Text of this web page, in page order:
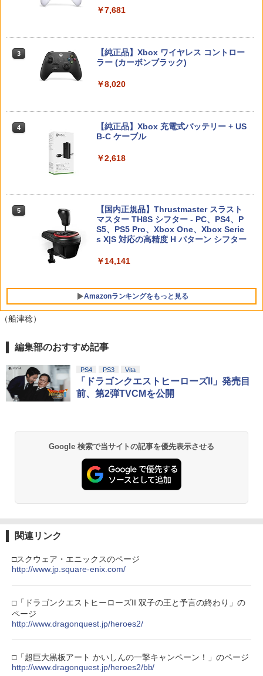
POT-P-ABNMA
4
ELDEN RING Tarnished Edition 【Swit
ch2】 POT-P-AAF6C
￥7,757
5
任天堂 【Switch2】ゼルダの伝説 ティア
ーズ オブ ザ キングダム Nintendo Swit
ch 2 Edition [NXS-P-AXN7B NSW2 ゼ
ルダノデンセツ ティア-ズ オブ ザ キン
り XBOX リングコン ONE ジョイコン P
ントローラー収納ラック 送料無料 本立
て
【レビュー評価上昇中】 新型 PS5 Slim /
PS5 Pro 冷却ファン PS5スリム用 冷却
ファン 自動温度検出 3段階風速調整 LED
ライト USB付き 低騒音 急速冷却 放熱
プレステ5スリム用 ディスク/デジタル版
対応 PS5 周辺機器 PS5 Pro 新型PS5
フリーク steelseries コントロールフリ
ーク Kontrolfreek 【 FPS - Frenzy Pur
フレンジー PUBG Fortnite Call of Duty
APEX コントローラー 親指用ステック P
￥2,697
5
BEEPJAPAN PS5ゲームソフト Flintloc
k (Deluxe Edition) ELJM-30529
￥2,980
￥1,380
庫品]
ズ メダル」同梱) - 3DS
￥1,728
月智充監督作品/スタジオジブリ）
新パッケージ 劇場版 北米版 ブルーレ
イ・DVD2枚組 スタジオジブリ 宮崎
日本語 英語 ジブリ アリエッティ blu-r
ay comboパック コンボパック【USA正
￥4,400
「きみの色」通常版【Blu-ray】 [ 山田尚
￥6,449
Nintendo Switch 2(日本語・国内専用)
ンラインコード版
ニンテンドープリペイド番号 5000円|オ
ンラインコード版
J) PlayStation 5
トローラー ミッドナイト ブラック(CFI-
ZCT2J01)
【純正品】DualSense ワイヤレスコン
トローラー(CFI-ZCT2J)
￥10,737
￥7,681
3
【純正品】Xbox ワイヤレス コントロー
ラー (カーボンブラック)
￥8,020
4
【純正品】Xbox 充電式バッテリー + US
B-C ケーブル
￥2,618
5
【国内正規品】Thrustmaster スラスト
マスター TH8S シフター - PC、PS4、P
S5、PS5 Pro、Xbox One、Xbox Serie
s X|S 対応の高精度 H パターン シフター
￥14,141
Amazonランキングをもっと見る
1
劇場版「鬼滅の刃」無限城編 第一章 猗
￥3,982
2
劇場版「鬼滅の刃」無限城編 第一章 猗
窩座再来 通常版 [DVD]
￥3,523
カー特典:【坤と離】二振りの剣、十翼よ
り来たる！スタジオ描き下ろしイラスト
ボード付) [Blu-ray]
4
劇場版「鬼滅の刃」無限城編 第一章 猗
￥8,698
（船津稔）
編集部のおすすめ記事
PS4 PS3 Vita
「ドラゴンクエストヒーローズII」発売目
前、第2弾TVCMを公開
Google 検索で当サイトの記事を優先表示させる
関連リンク
□スクウェア・エニックスのページ
http://www.jp.square-enix.com/
□「ドラゴンクエストヒーローズII 双子の王と予言の終わり」の
ページ
http://www.dragonquest.jp/heroes2/
□「超巨大黒板アート かいしんの一撃キャンペーン！」のページ
http://www.dragonquest.jp/heroes2/bb/